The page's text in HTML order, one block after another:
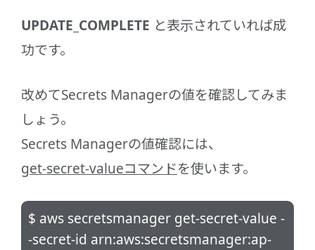
UPDATE_COMPLETE と表示されていれば成
功です。
改めてSecrets Managerの値を確認してみま
しょう。
Secrets Managerの値確認には、
get-secret-valueコマンドを使います。
$ aws secretsmanager get-secret-value -
-secret-id arn:aws:secretsmanager:ap-